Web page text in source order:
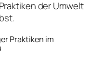
der Umwelt
Praktiken im